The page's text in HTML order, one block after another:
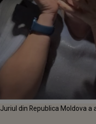
Juriul din Republica Moldova a